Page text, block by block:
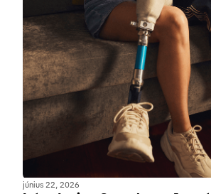
június 22, 2026